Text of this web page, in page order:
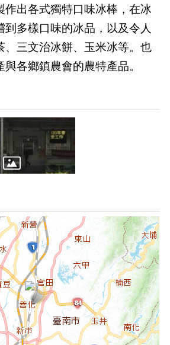
作出各式獨特口味冰棒，在冰
到多樣口味的冰品，以及令人
、三文治冰餅、玉米冰等。也
各鄉鎮農會的農特產品。